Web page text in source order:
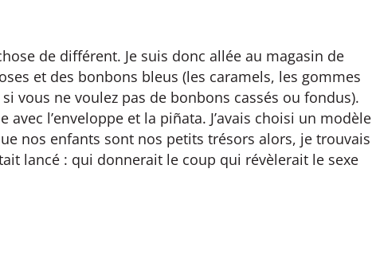
de différent. Je suis donc allée au magasin de
et des bonbons bleus (les caramels, les gommes
vous ne voulez pas de bonbons cassés ou fondus).
avec l’enveloppe et la piñata. J’avais choisi un modèle
nos enfants sont nos petits trésors alors, je trouvais
lancé : qui donnerait le coup qui révèlerait le sexe